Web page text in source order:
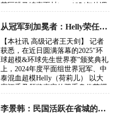
花区跳马镇喜雨村）。1954年他调
任通讯…
从冠军到加冕者：Helly荣任2025环球超模世界赛颁奖嘉宾
【本社讯 高级记者王天剑】 记者
获悉，在近日圆满落幕的2025″环
球超模&环球先生世界赛”颁奖典礼
上，2024年度平面组世界冠军、中
泰混血超模Helly（荷莉儿） 以大
赛评委及颁奖嘉宾的双重身份荣耀
李景韩：民国活跃在省城的宝庆府新化籍群英谱